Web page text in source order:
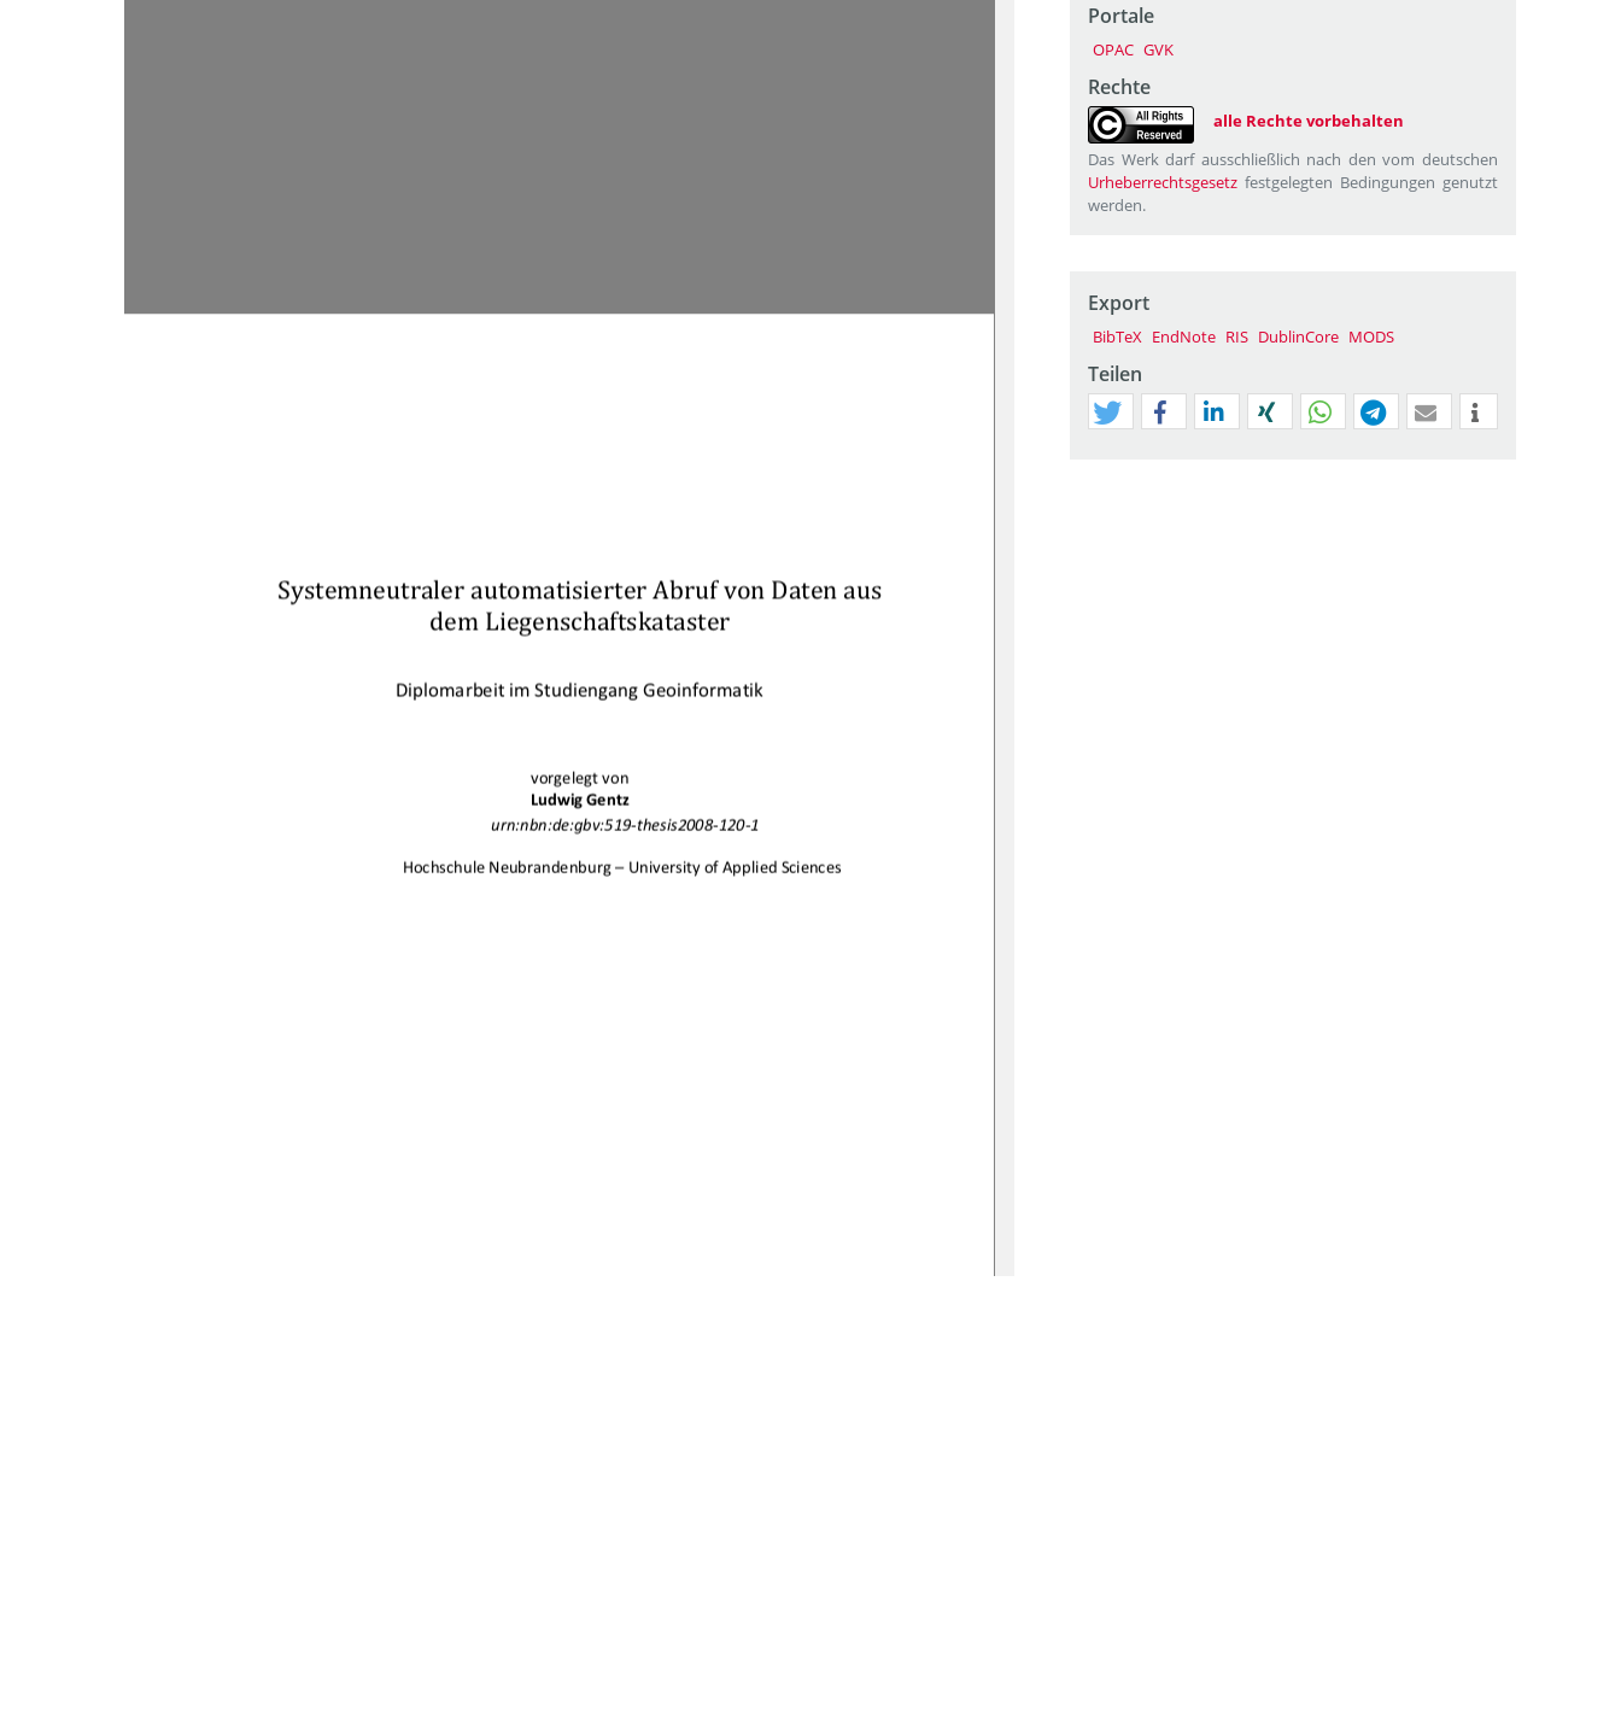
Systemneutraler automatisierter Abruf von Daten aus
dem Liegenschaftskataster
Diplomarbeit im Studiengang Geoinformatik
vorgelegt von
Ludwig Gentz
   urn:
nbn:de:gbv:519-thesis2008- 120-1
Hochschule Neubrandenburg – University of Applied Sciences
Portale
OPAC GVK
Rechte
alle Rechte vorbehalten
Das Werk darf ausschließlich nach den vom deutschen
Urheberrechtsgesetz festgelegten Bedingungen genutzt
werden.
Export
BibTeX EndNote RIS DublinCore MODS
Teilen